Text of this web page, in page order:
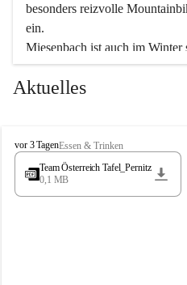
besonders reizvolle
ein.
Miesenbach ist auch im
Eisstockschießen gibt es auf
wunderschöne
vielfältige Angebot unserer
Überzeugen Sie sich selbst,
in den
Wir kennen Miesenbach als
Tradition und Innovation
Aktuelles
M
i
s
vor 3 TagenEssen & Trinken
Team Österreich Tafel_Pernitz
0,1 MB